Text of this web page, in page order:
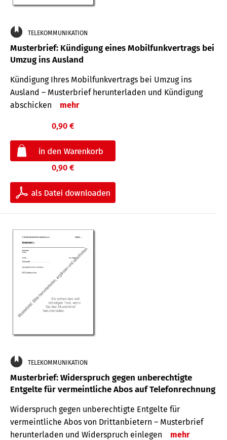
TELEKOMMUNIKATION
Musterbrief: Kündigung eines Mobilfunkvertrags bei
Umzug ins Ausland
Kündigung Ihres Mobilfunkvertrags bei Umzug ins
Ausland – Musterbrief herunterladen und Kündigung
abschicken
mehr
0,90 €
0,90 €
TELEKOMMUNIKATION
Musterbrief: Widerspruch gegen unberechtigte
Entgelte für vermeintliche Abos auf Telefonrechnung
Widerspruch gegen unberechtigte Entgelte für
vermeintliche Abos von Drittanbietern – Musterbrief
herunterladen und Widerspruch einlegen
mehr